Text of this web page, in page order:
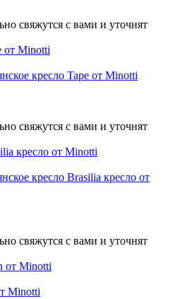
свяжутся с вами и уточнят
кресло Tape от Minotti
свяжутся с вами и уточнят
кресло Brasilia кресло от
свяжутся с вами и уточнят
Minotti